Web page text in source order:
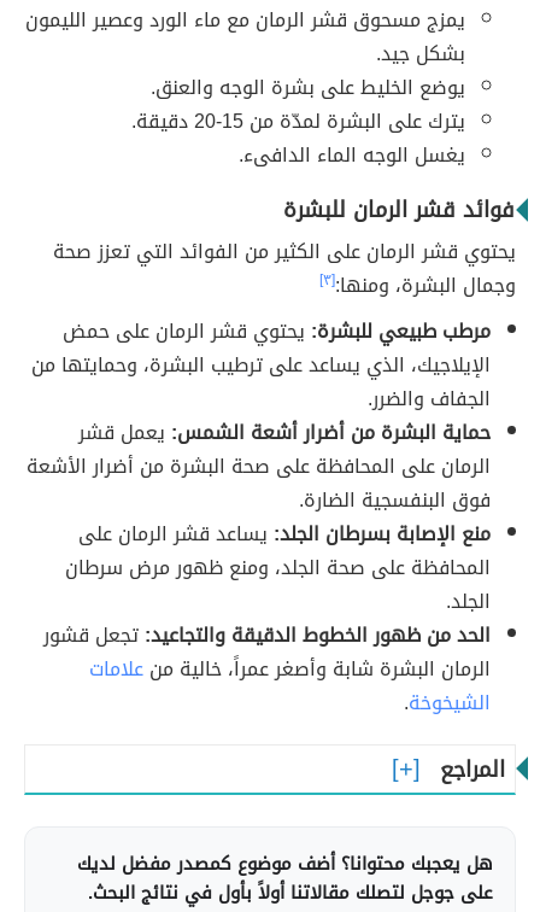
يمزج مسحوق قشر الرمان مع ماء الورد وعصير الليمون
بشكل جيد.
يوضع الخليط على بشرة الوجه والعنق.
يترك على البشرة لمدّة من 15-20 دقيقة.
يغسل الوجه الماء الدافىء.
فوائد قشر الرمان للبشرة
يحتوي قشر الرمان على الكثير من الفوائد التي تعزز صحة
وجمال البشرة، ومنها:[٣]
مرطب طبيعي للبشرة: يحتوي قشر الرمان على حمض
الإيلاجيك، الذي يساعد على ترطيب البشرة، وحمايتها من
الجفاف والضرر.
حماية البشرة من أضرار أشعة الشمس: يعمل قشر
الرمان على المحافظة على صحة البشرة من أضرار الأشعة
فوق البنفسجية الضارة.
منع الإصابة بسرطان الجلد: يساعد قشر الرمان على
المحافظة على صحة الجلد، ومنع ظهور مرض سرطان
الجلد.
الحد من ظهور الخطوط الدقيقة والتجاعيد:تجعل قشور
الرمان البشرة شابة وأصغر عمراً، خالية منعلامات
الشيخوخة.
المراجع
هل يعجبك محتوانا؟ أضف موضوع كمصدر مفضل لديك
على جوجل لتصلك مقالاتنا أولاً بأول في نتائج البحث.